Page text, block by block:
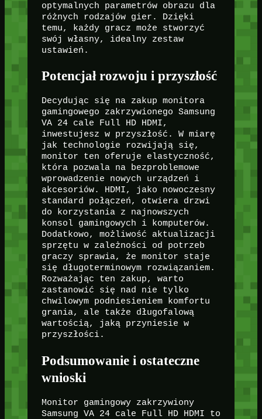
optymalnych parametrów obrazu dla
różnych rodzajów gier. Dzięki
temu, każdy gracz może stworzyć
swój własny, idealny zestaw
ustawień.
Potencjał rozwoju i przyszłość
Decydując się na zakup monitora
gamingowego zakrzywionego Samsung
VA 24 cale Full HD HDMI,
inwestujesz w przyszłość. W miarę
jak technologie rozwijają się,
monitor ten oferuje elastyczność,
która pozwala na bezproblemowe
wprowadzenie nowych urządzeń i
akcesoriów. HDMI, jako nowoczesny
standard połączeń, otwiera drzwi
do korzystania z najnowszych
konsol gamingowych i komputerów.
Dodatkowo, możliwość aktualizacji
sprzętu w zależności od potrzeb
graczy sprawia, że monitor staje
się długoterminowym rozwiązaniem.
Rozważając ten zakup, warto
zastanowić się nad nie tylko
chwilowym podniesieniem komfortu
grania, ale także długofalową
wartością, jaką przyniesie w
przyszłości.
Podsumowanie i ostateczne
wnioski
Monitor gamingowy zakrzywiony
Samsung VA 24 cale Full HD HDMI to